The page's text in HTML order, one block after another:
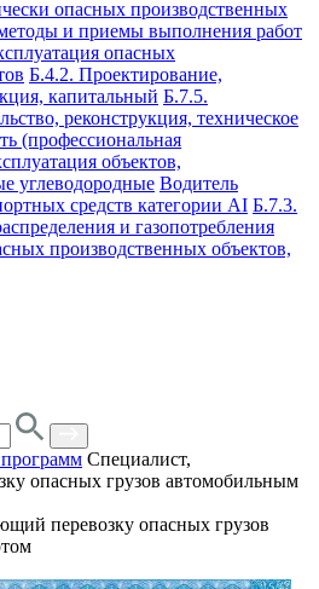
опасных производственных
и приемы выполнения работ
опасных
Б.4.2. Проектирование,
капитальный Б.7.5.
реконструкция, техническое
(профессиональная
объектов,
углеводородные Водитель
средств категории АI Б.7.3.
и газопотребления
производственных объектов,
Специалист,
опасных грузов автомобильным
перевозку опасных грузов